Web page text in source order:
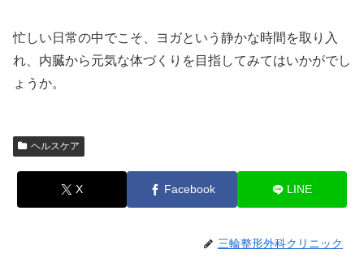
忙しい日常の中でこそ、ヨガという静かな時間を取り入
れ、内臓から元気な体づくりを目指してみてはいかがでし
ょうか。
ヘルスケア
X Facebook LINE
三輪整形外科クリニック